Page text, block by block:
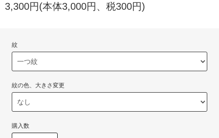
3,300円(本体3,000円、税300円)
紋
紋の色、大きさ変更
購入数